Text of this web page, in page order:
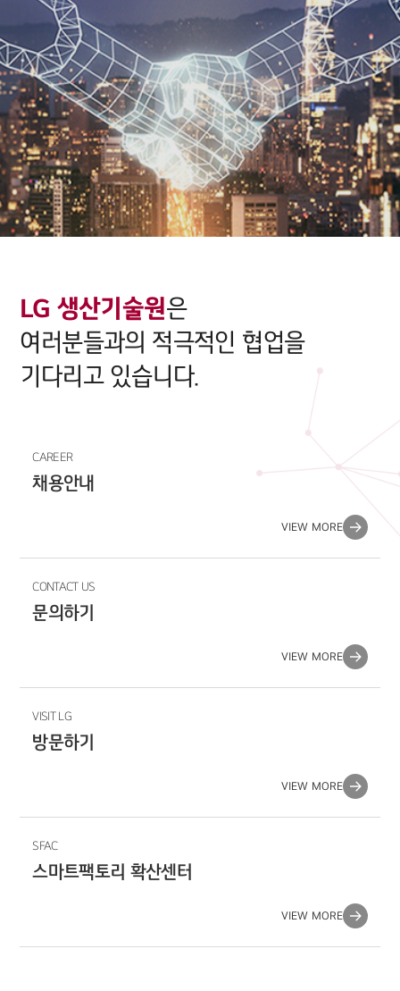
LG 생산기술원은
여러분들과의 적극적인 협업을
기다리고 있습니다.
CAREER
채용안내
VIEW MORE
CONTACT US
문의하기
VIEW MORE
VISIT LG
방문하기
VIEW MORE
SFAC
스마트팩토리 확산센터
VIEW MORE